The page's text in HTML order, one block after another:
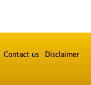
Contact us Disclaimer